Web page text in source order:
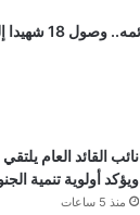
الاحتلال
نائب القائد العام
ويؤكد أولوية تنمية
منذ 5 ساعات